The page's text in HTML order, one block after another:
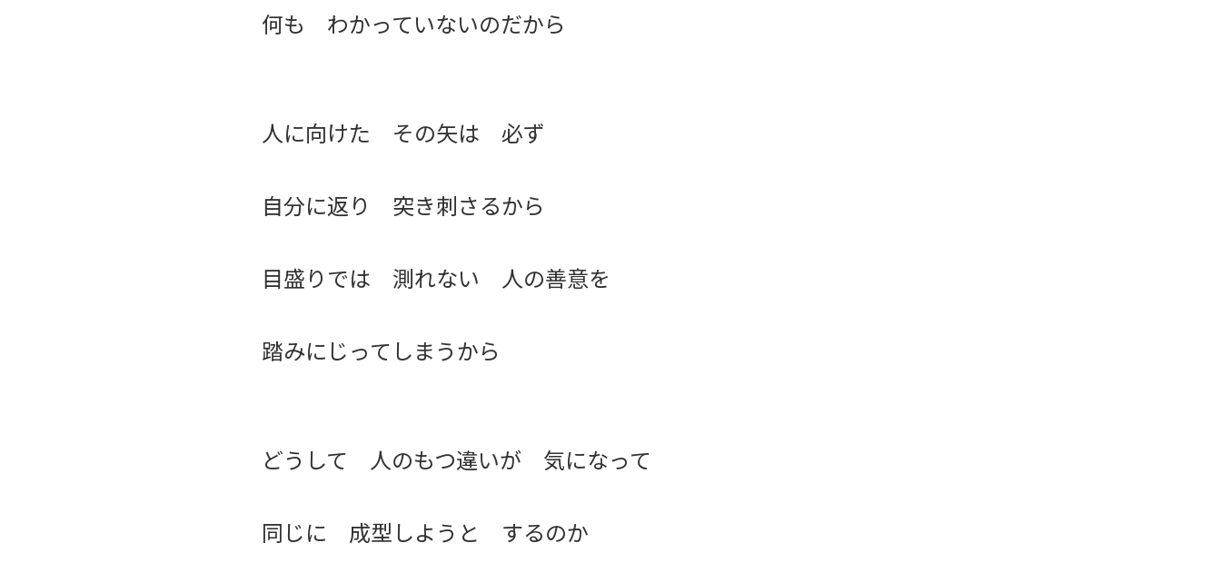
何も わかっていないのだから
人に向けた その矢は 必ず
自分に返り 突き刺さるから
目盛りでは 測れない 人の善意を
踏みにじってしまうから
どうして 人のもつ違いが 気になって
同じに 成型しようと するのか